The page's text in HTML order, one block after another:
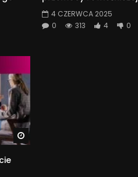
4 CZERWCA 2025
0
313 4 0